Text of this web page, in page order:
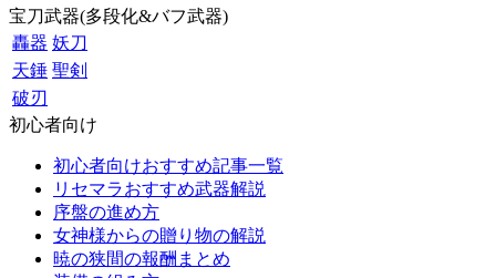
宝刀武器(多段化&バフ武器)
轟器 妖刀
天錘 聖剣
破刃
初心者向け
初心者向けおすすめ記事一覧
リセマラおすすめ武器解説
序盤の進め方
女神様からの贈り物の解説
暁の狭間の報酬まとめ